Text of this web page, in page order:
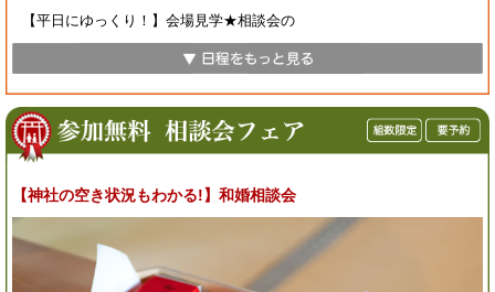
【平日にゆっくり！】会場見学★相談会の
【神社の空き状況もわかる!】和婚相談会